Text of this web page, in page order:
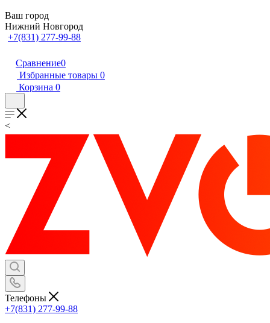
Ваш город
Нижний Новгород
+7(831) 277-99-88
Сравнение0
Избранные товары 0
Корзина 0
<
Телефоны
+7(831) 277-99-88